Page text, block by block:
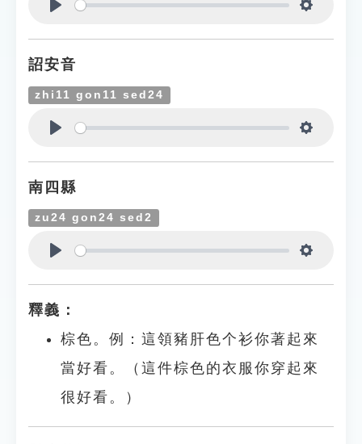
詔安音
zhi11 gon11 sed24
南四縣
zu24 gon24 sed2
釋義：
棕色。例：這領豬肝色个衫你著起來
當好看。（這件棕色的衣服你穿起來
很好看。）